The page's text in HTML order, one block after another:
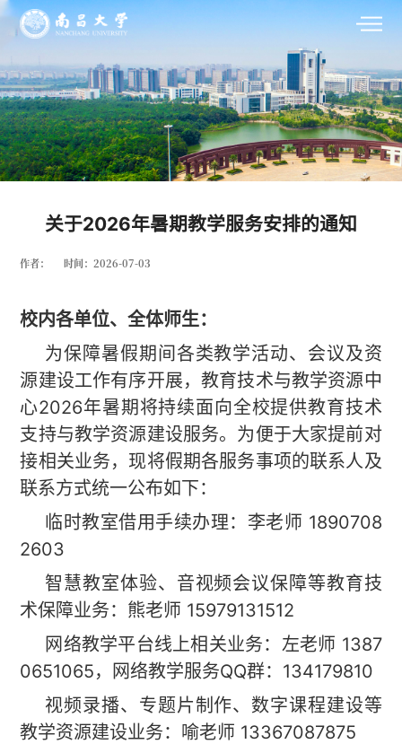
关于2026年暑期教学服务安排的通知
作者： 时间：2026-07-03
校内各单位、全体师生：
为保障暑假期间各类教学活动、会议及资
源建设工作有序开展，教育技术与教学资源中
心2026年暑期将持续面向全校提供教育技术
支持与教学资源建设服务。为便于大家提前对
接相关业务，现将假期各服务事项的联系人及
联系方式统一公布如下：
临时教室借用手续办理：李老师 1890708
2603
智慧教室体验、音视频会议保障等教育技
术保障业务：熊老师 15979131512
网络教学平台线上相关业务：左老师 1387
0651065，网络教学服务QQ群：134179810
视频录播、专题片制作、数字课程建设等
教学资源建设业务：喻老师 13367087875